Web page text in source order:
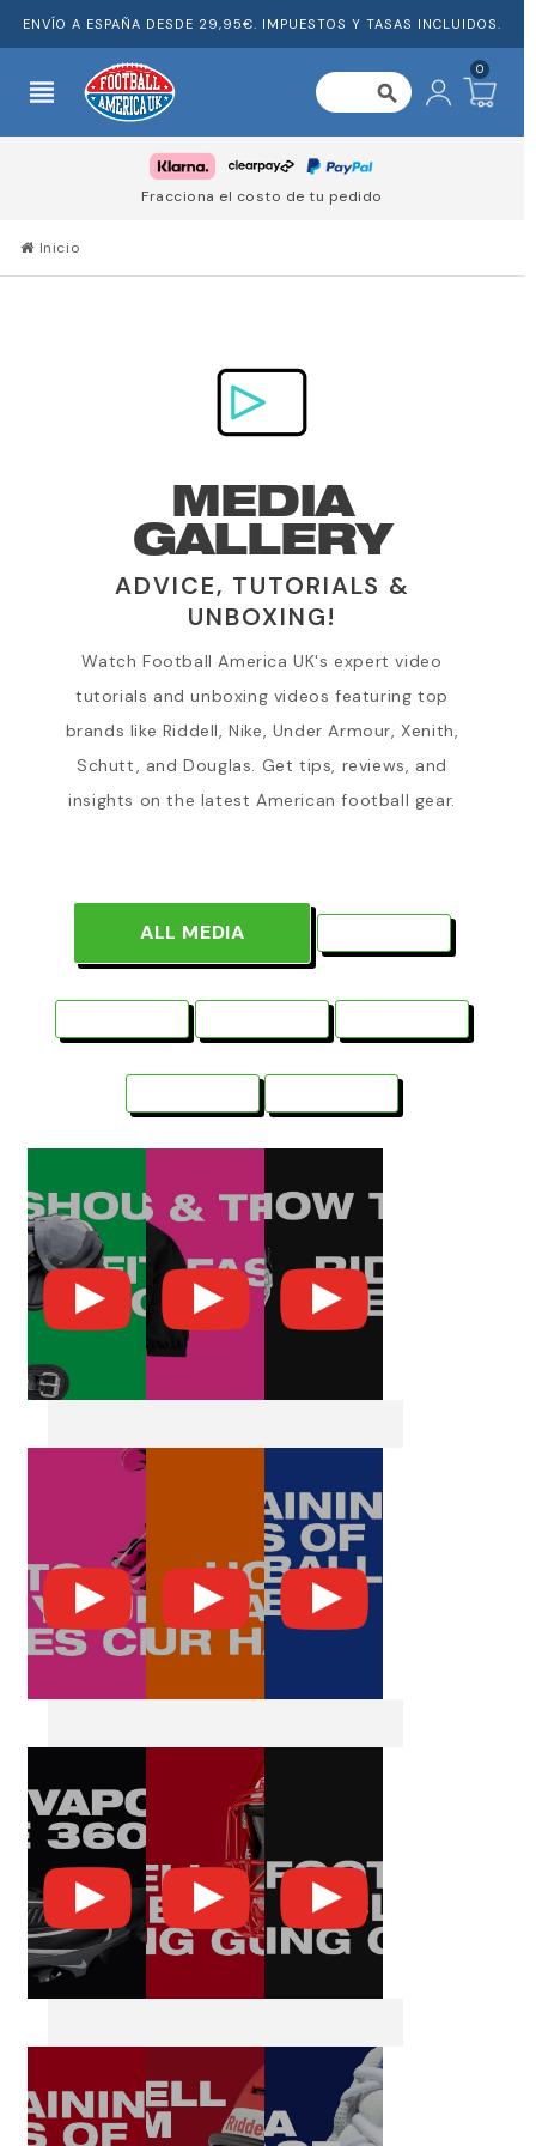
ENVÍO A ESPAÑA DESDE 29,95€. IMPUESTOS Y TASAS INCLUIDOS.
view_headline search
0
Fracciona el costo de tu pedido
Inicio
MEDIA
GALLERY
ADVICE, TUTORIALS &
UNBOXING!
Watch Football America UK's expert video
tutorials and unboxing videos featuring top
brands like Riddell, Nike, Under Armour, Xenith,
Schutt, and Douglas. Get tips, reviews, and
insights on the latest American football gear.
ALL MEDIA